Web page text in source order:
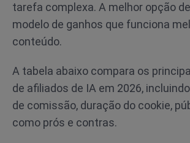
tarefa complexa. A melhor opção
modelo de ganhos que funciona
conteúdo.
A tabela abaixo compara os
de afiliados de IA em 2026,
de comissão, duração do cookie,
como prós e contras.